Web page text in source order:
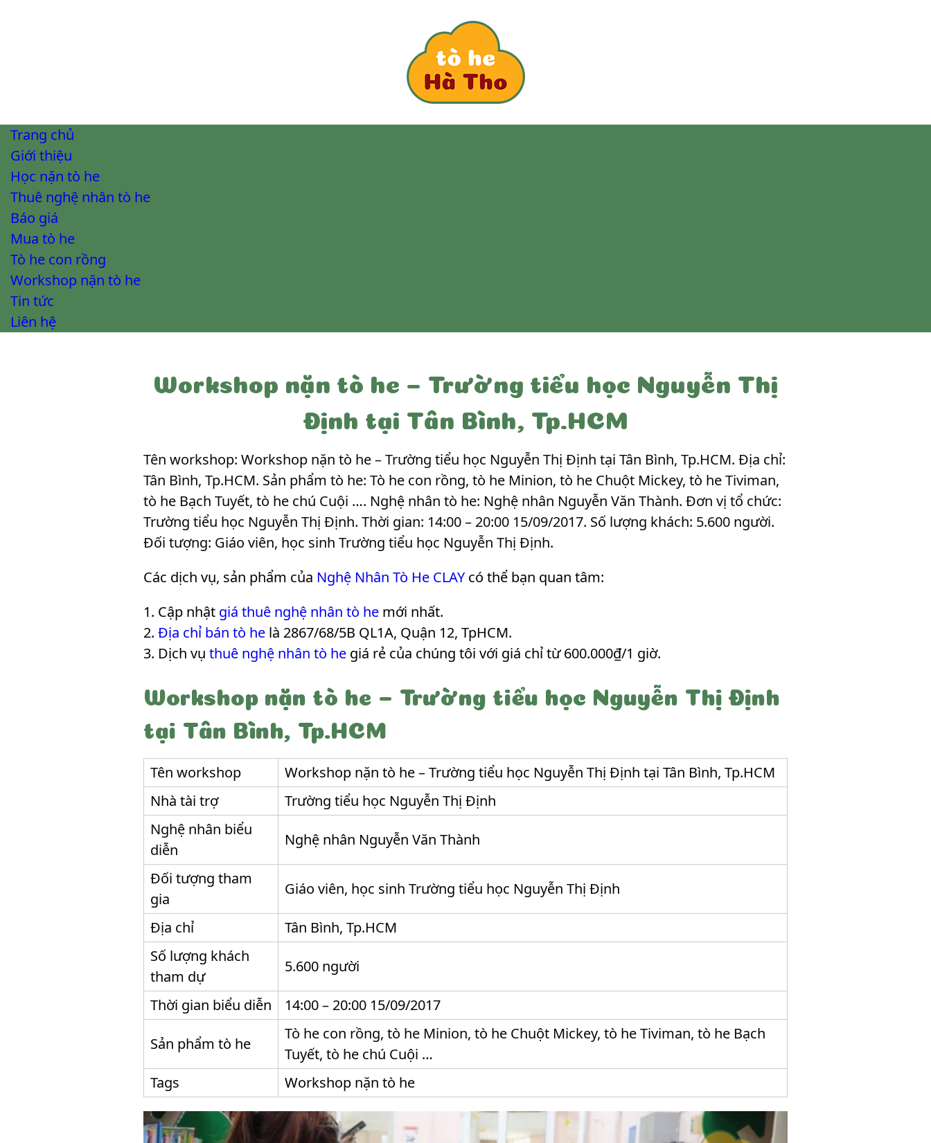
Trang chủ
Giới thiệu
Học nặn tò he
Thuê nghệ nhân tò he
Báo giá
Mua tò he
Tò he con rồng
Workshop nặn tò he
Tin tức
Liên hệ
Workshop nặn tò he – Trường tiểu học Nguyễn Thị
Định tại Tân Bình, Tp.HCM
Tên workshop: Workshop nặn tò he – Trường tiểu học Nguyễn Thị Định tại Tân Bình, Tp.HCM. Địa chỉ:
Tân Bình, Tp.HCM. Sản phẩm tò he: Tò he con rồng, tò he Minion, tò he Chuột Mickey, tò he Tiviman,
tò he Bạch Tuyết, tò he chú Cuội …. Nghệ nhân tò he: Nghệ nhân Nguyễn Văn Thành. Đơn vị tổ chức:
Trường tiểu học Nguyễn Thị Định. Thời gian: 14:00 – 20:00 15/09/2017. Số lượng khách: 5.600 người.
Đối tượng: Giáo viên, học sinh Trường tiểu học Nguyễn Thị Định.
Các dịch vụ, sản phẩm của Nghệ Nhân Tò He CLAY có thể bạn quan tâm:
Cập nhật giá thuê nghệ nhân tò he mới nhất.
Địa chỉ bán tò he là 2867/68/5B QL1A, Quận 12, TpHCM.
Dịch vụ thuê nghệ nhân tò he giá rẻ của chúng tôi với giá chỉ từ 600.000₫/1 giờ.
Workshop nặn tò he – Trường tiểu học Nguyễn Thị Định
tại Tân Bình, Tp.HCM
Tên workshop
Workshop nặn tò he – Trường tiểu học Nguyễn Thị Định tại Tân Bình, Tp.HCM
Nhà tài trợ
Trường tiểu học Nguyễn Thị Định
Nghệ nhân biểu
diễn
Nghệ nhân Nguyễn Văn Thành
Đối tượng tham
gia
Giáo viên, học sinh Trường tiểu học Nguyễn Thị Định
Địa chỉ
Tân Bình, Tp.HCM
Số lượng khách
tham dự
5.600 người
Thời gian biểu diễn 14:00 – 20:00 15/09/2017
Sản phẩm tò he
Tò he con rồng, tò he Minion, tò he Chuột Mickey, tò he Tiviman, tò he Bạch
Tuyết, tò he chú Cuội …
Tags
Workshop nặn tò he